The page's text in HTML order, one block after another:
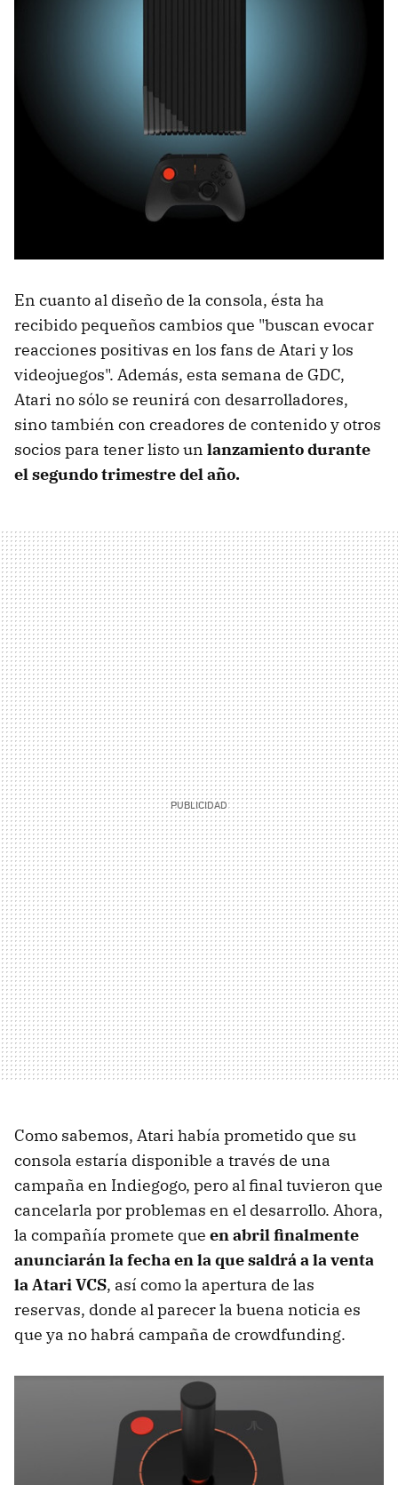
En cuanto al diseño de la consola, ésta ha
recibido pequeños cambios que "buscan evocar
reacciones positivas en los fans de Atari y los
videojuegos". Además, esta semana de GDC,
Atari no sólo se reunirá con desarrolladores,
sino también con creadores de contenido y otros
socios para tener listo un lanzamiento durante
el segundo trimestre del año.
Como sabemos, Atari había prometido que su
consola estaría disponible a través de una
campaña en Indiegogo, pero al final tuvieron que
cancelarla por problemas en el desarrollo. Ahora,
la compañía promete que en abril finalmente
anunciarán la fecha en la que saldrá a la venta
la Atari VCS, así como la apertura de las
reservas, donde al parecer la buena noticia es
que ya no habrá campaña de crowdfunding.